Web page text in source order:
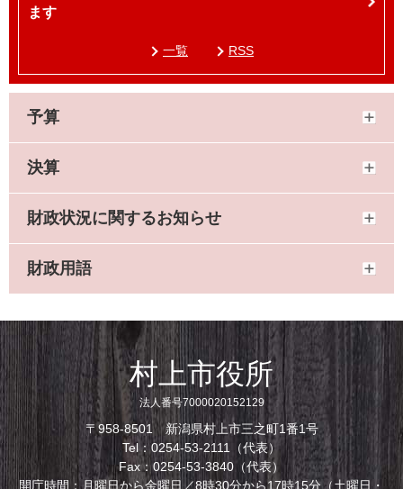
ます
一覧 RSS
予算
決算
財政状況に関するお知らせ
財政用語
村上市役所
法人番号7000020152129
〒958-8501 新潟県村上市三之町1番1号
Tel：0254-53-2111（代表）
Fax：0254-53-3840（代表）
開庁時間：月曜日から金曜日／8時30分から17時15分（土曜日・